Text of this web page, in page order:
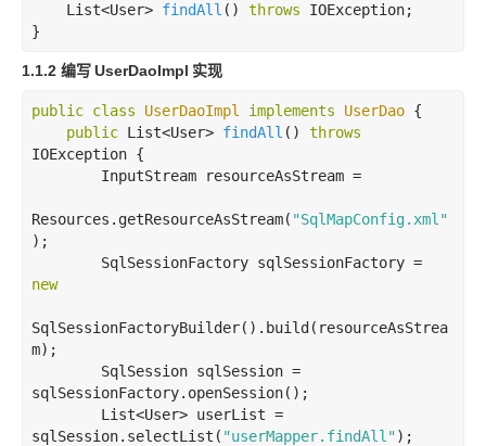
List<User> findAll () throws IOException;
}
1.1.2 编写UserDaoImpl 实现
public class UserDaoImpl implements UserDao {
public List<User> findAll ()
throws
IOException {
Resources.getResourceAsStream( "SqlMapConfig.xml"
);
new
SqlSessionFactoryBuilder().build(resourceAsStrea
m);
sqlSessionFactory.openSession();
sqlSession.selectList( "userMapper.findAll");